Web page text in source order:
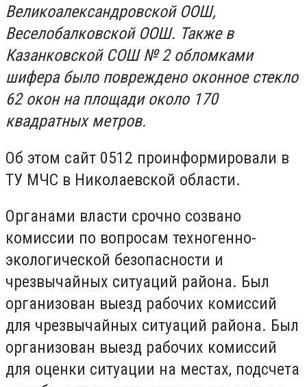
Великоалександровской ООШ,
Веселобалковской ООШ. Также в
Казанковской СОШ № 2 обломками
шифера было повреждено оконное стекло
62 окон на площади около 170
квадратных метров.
Об этом сайт 0512 проинформировали в
ТУ МЧС в Николаевской области.
Органами власти срочно созвано
комиссии по вопросам техногенно-
экологической безопасности и
чрезвычайных ситуаций района. Был
организован выезд рабочих комиссий
для чрезвычайных ситуаций района. Был
организован выезд рабочих комиссий
для оценки ситуации на местах, подсчета